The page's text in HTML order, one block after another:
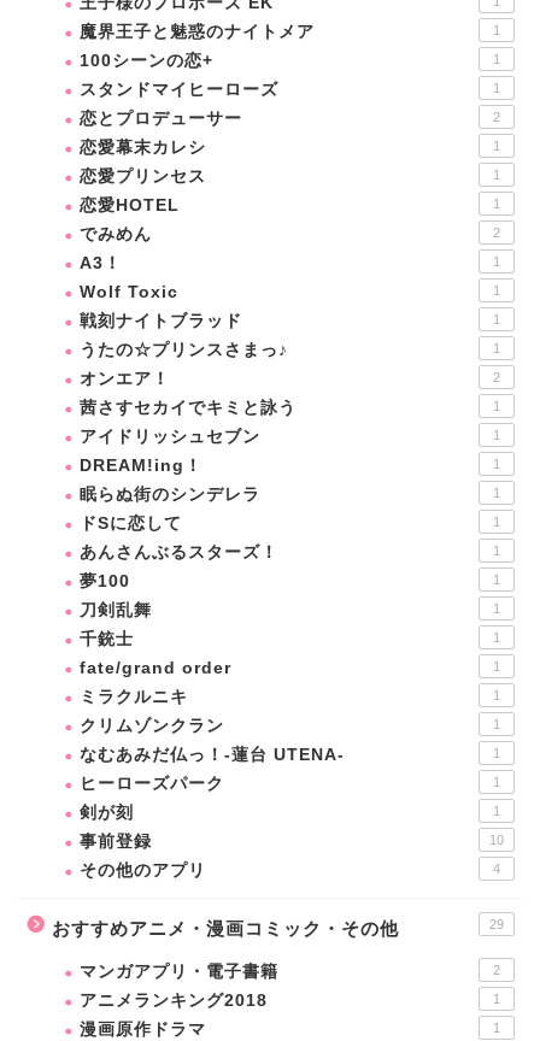
魔界王子と魅惑のナイトメア 1
100シーンの恋+ 1
スタンドマイヒーローズ 1
恋とプロデューサー 2
恋愛幕末カレシ 1
恋愛プリンセス 1
恋愛HOTEL 1
でみめん 2
A3！ 1
Wolf Toxic 1
戦刻ナイトブラッド 1
うたの☆プリンスさまっ♪ 1
オンエア！ 2
茜さすセカイでキミと詠う 1
アイドリッシュセブン 1
DREAM!ing！ 1
眠らぬ街のシンデレラ 1
ドSに恋して 1
あんさんぶるスターズ！ 1
夢100 1
刀剣乱舞 1
千銃士 1
fate/grand order 1
ミラクルニキ 1
クリムゾンクラン 1
なむあみだ仏っ！-蓮台 UTENA- 1
ヒーローズパーク 1
剣が刻 1
事前登録 10
その他のアプリ 4
おすすめアニメ・漫画コミック・その他 29
マンガアプリ・電子書籍 2
アニメランキング2018 1
漫画原作ドラマ 1